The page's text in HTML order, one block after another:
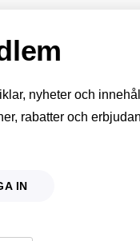
nyheter och innehåll
rabatter och
IN